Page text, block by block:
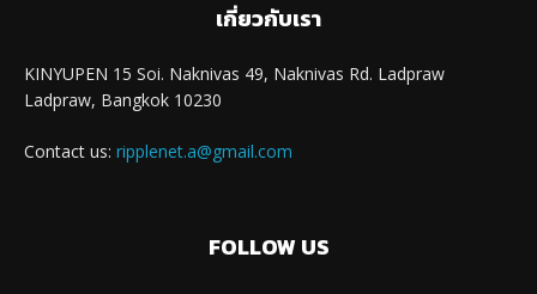
เกี่ยวกับเรา
KINYUPEN 15 Soi. Naknivas 49, Naknivas Rd. Ladpraw
Ladpraw, Bangkok 10230
Contact us: ripplenet.a@gmail.com
FOLLOW US